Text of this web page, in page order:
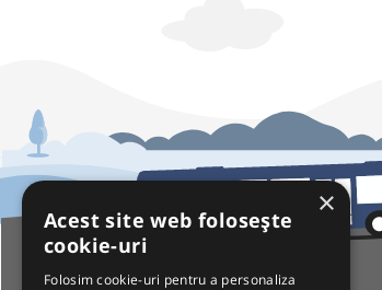
×
Acest site web folosește
cookie-uri
Folosim cookie-uri pentru a personaliza